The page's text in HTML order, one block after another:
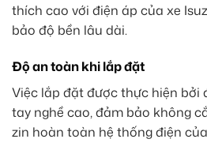
thích cao với điện áp của xe
bảo độ bền lâu dài.
Độ an toàn khi lắp đặt
Việc lắp đặt được thực hiện bởi
tay nghề cao, đảm bảo không
zin hoàn toàn hệ thống điện